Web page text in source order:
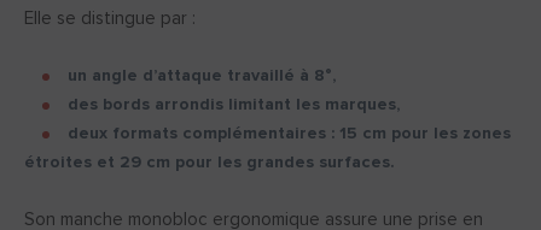
Elle se distingue par :
un angle d’attaque travaillé à 8°,
des bords arrondis limitant les marques,
deux formats complémentaires : 15 cm pour les zones
étroites et 29 cm pour les grandes surfaces.
Son manche monobloc ergonomique assure une prise en